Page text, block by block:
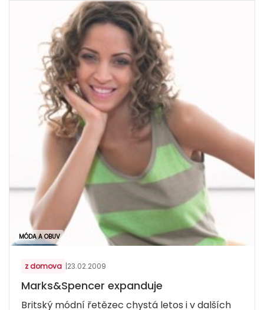
MÓDA A OBUV
z domova |23.02.2009
Marks&Spencer expanduje
Britský módní řetězec chystá letos i v dalších